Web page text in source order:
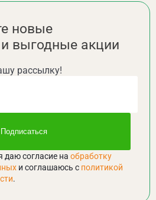
новые
выгодные акции
рассылку!
даю согласие на обработку
и соглашаюсь с политикой
.